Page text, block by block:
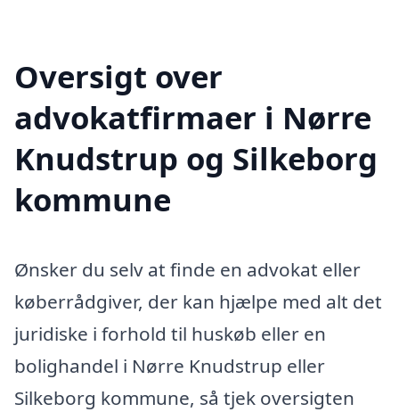
Oversigt over
advokatfirmaer i Nørre
Knudstrup og Silkeborg
kommune
Ønsker du selv at finde en advokat eller
køberrådgiver, der kan hjælpe med alt det
juridiske i forhold til huskøb eller en
bolighandel i Nørre Knudstrup eller
Silkeborg kommune, så tjek oversigten